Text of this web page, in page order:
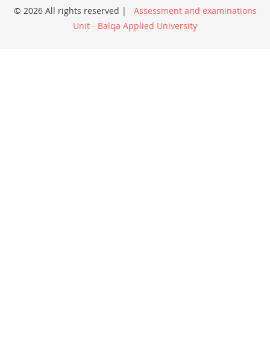
© 2026 All rights reserved |
Assessment and examinations
Unit - Balqa Applied University